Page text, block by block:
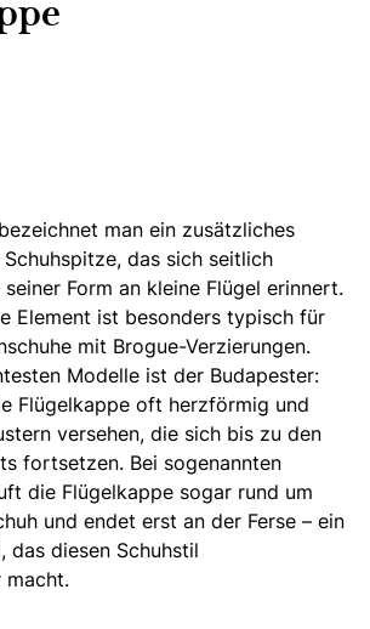
man ein zusätzliches
das sich seitlich
Form an kleine Flügel erinnert.
Element ist besonders typisch für
mit Brogue-Verzierungen.
Modelle ist der Budapester:
Flügelkappe oft herzförmig und
versehen, die sich bis zu den
fortsetzen. Bei sogenannten
die Flügelkappe sogar rund um
und endet erst an der Ferse – ein
das diesen Schuhstil
macht.